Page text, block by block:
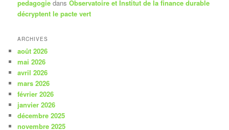
pedagogie dansObservatoire et Institut de la finance durable
décryptent le pacte vert
ARCHIVES
août 2026
mai 2026
avril 2026
mars 2026
février 2026
janvier 2026
décembre 2025
novembre 2025